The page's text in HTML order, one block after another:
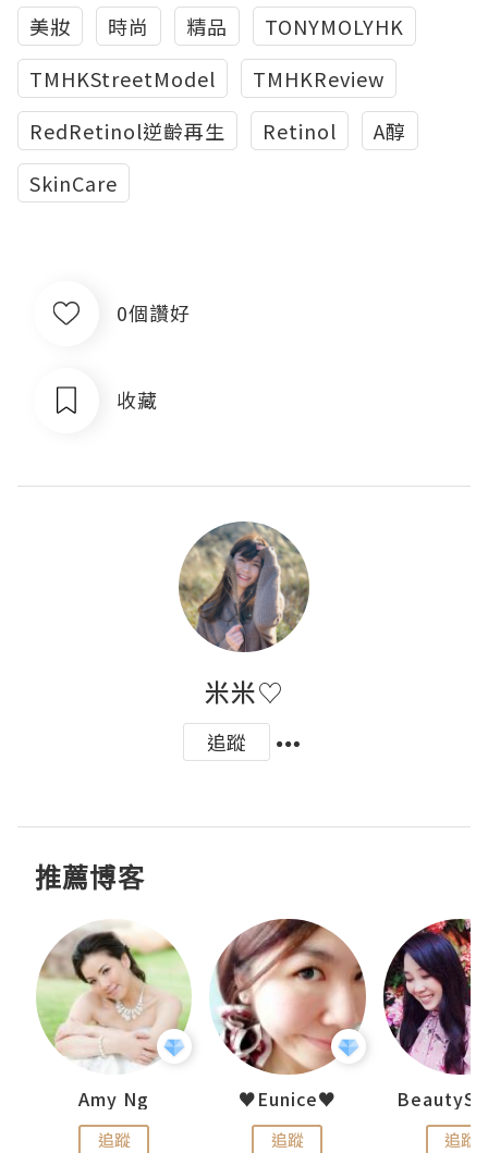
美妝 時尚 精品
TONYMOLYHK
TMHKStreetModel
TMHKReview
RedRetinol逆齡再生
Retinol
A醇
SkinCare
0個讚好
收藏
米米♡
追蹤
推薦博客
Amy Ng
追蹤
♥Eunice♥
追蹤 追蹤